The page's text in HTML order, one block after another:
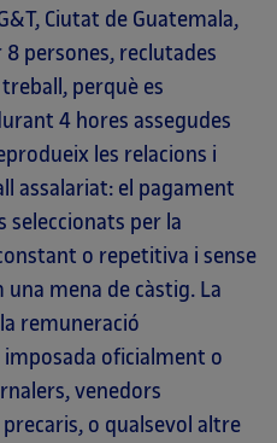
Ciutat de Guatemala,
persones, reclutades
perquè es
4 hores assegudes
les relacions i
assalariat: el pagament
seleccionats per la
o repetitiva i sense
mena de càstig. La
remuneració
oficialment o
venedors
o qualsevol altre